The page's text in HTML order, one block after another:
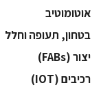
אוטומוטיב
בטחון, תעופה וחלל
‫יצור (‪(FABs‬‬
‫רכיבים‬ (IOT)